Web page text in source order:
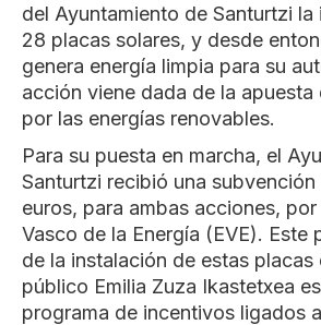
del Ayuntamiento de Santurtzi la
28 placas solares, y desde
genera energía limpia para su
acción viene dada de la
por las energías renovables.
Para su puesta en marcha, el
Santurtzi recibió una
euros, para ambas acciones,
Vasco de la Energía (EVE). Este
de la instalación de estas placas
público Emilia Zuza Ikastetxea
programa de incentivos ligados